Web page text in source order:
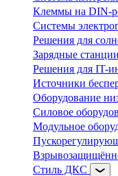
Клеммы на DIN-
Системы
Решения для
Зарядные
Решения для IT-
Источники
Оборудование
Силовое
Модульное
Стиль ДКС